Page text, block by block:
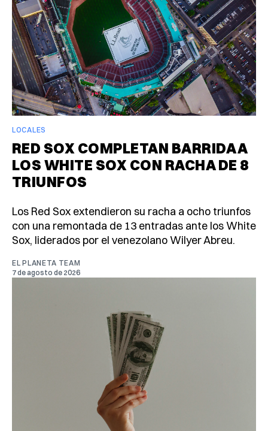
LOCALES
RED SOX COMPLETAN BARRIDA A
LOS WHITE SOX CON RACHA DE 8
TRIUNFOS
Los Red Sox extendieron su racha a ocho triunfos
con una remontada de 13 entradas ante los White
Sox, liderados por el venezolano Wilyer Abreu.
EL PLANETA TEAM
7 de agosto de 2026